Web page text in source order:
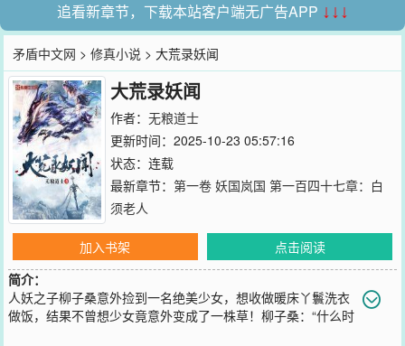
追看新章节，下载本站客户端无广告APP ↓↓↓
矛盾中文网 >修真小说 > 大荒录妖闻
大荒录妖闻
作者： 无粮道士
更新时间：2025-10-23 05:57:16
状态：连载
最新章节： 第一卷 妖国岚国 第一百四十七章：白
须老人
加入书架
点击阅读
简介：
人妖之子柳子桑意外捡到一名绝美少女，想收做暖床丫鬟洗衣
做饭，结果不曾想少女竟意外变成了一株草！柳子桑：“什么时